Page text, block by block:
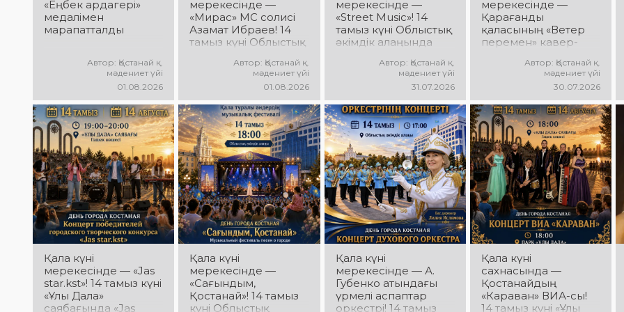
Келіңіздер, жас
таланттарға бірге
қолдау көрсетейік!
«Еңбек ардагері»
медалімен
марапатталды
Автор: Қостанай қ.
мәдениет үйі
01.08.2026
мерекесінде —
«Мирас» МС солисі
Азамат Ибраев! 14
тамыз күні Облыстық
Азамат Ибраевтың
бағдарламасы өтеді!
Сіздерді сүйікті
әндер, жарқын
орындау, қуатты
энергия мен көтеріңкі
мерекелік көңіл күй
күтеді!
Автор: Қостанай қ.
мәдениет үйі
01.08.2026
мерекесінде —
«Street Music»! 14
тамыз күні Облыстық
әкімдік алаңында
ұжымдарының
«Street Music»
бағдарламасы өтеді!
Сіздерді заманауи
музыка, жарқын
орындаулар, қуатты
энергия мен көтеріңкі
мерекелік көңіл күй
күтеді!
Автор: Қостанай қ.
мәдениет үйі
31.07.2026
мерекесінде —
Қарағанды
қаласының «Ветер
перемен» кавер-
«Ұлы Дала»
саябағында Юрий
Шатунов пен
«Ласковый май»
тобының
шығармашылығына
арналған концерт
өтеді! Сіздерді көпшілік
сүйіп тыңдайтын
әндер, жылы
естеліктер мен
ерекше музыкалық
атмосфера күтеді!
Автор: Қостанай қ.
мәдениет үйі
30.07.2026
Қала күні
мерекесінде — «Jas
star.kst»! 14 тамыз күні
«Ұлы Дала»
саябағында «Jas
Қала күні
мерекесінде —
«Сағындым,
Қостанай»! 14 тамыз
күні Облыстық
Қала күні
мерекесінде — А.
Губенко атындағы
үрмелі аспаптар
оркестрі! 14 тамыз
Қала күні
сахнасында —
Қостанайдың
«Караван» ВИА-сы!
14 тамыз күні «Ұлы